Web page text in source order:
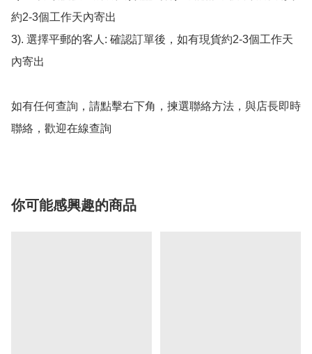
約2-3個工作天內寄出
3). 選擇平郵的客人: 確認訂單後，如有現貨約2-3個工作天
內寄出
如有任何查詢，請點擊右下角，揀選聯絡方法，與店長即時
聯絡，歡迎在線查詢
你可能感興趣的商品